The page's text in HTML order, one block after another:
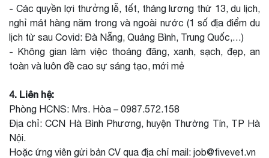
- Các quyền lợi thưởng lễ, tết, tháng lương thứ 13, du lịch,
nghỉ mát hàng năm trong và ngoài nước (1 số địa điểm du
lịch từ sau Covid: Đà Nẵng, Quảng Bình, Trung Quốc,…)
- Không gian làm việc thoáng đãng, xanh, sạch, đẹp, an
toàn và luôn đề cao sự sáng tạo, mới mẻ
4. Liên hệ:
Phòng HCNS: Mrs. Hòa – 0987.572.158
Địa chỉ: CCN Hà Bình Phương, huyện Thường Tín, TP Hà
Nội.
Hoặc ứng viên gửi bản CV qua địa chỉ mail: job@fivevet.vn